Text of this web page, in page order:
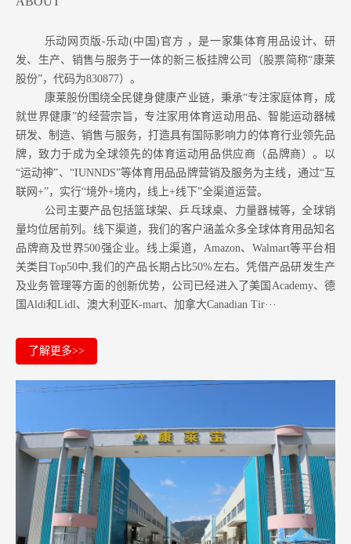
乐动网页版-乐动(中国)官方 ，是一家集体育用品设计、研
发、生产、销售与服务于一体的新三板挂牌公司（股票简称“康莱
股份”，代码为830877）。
康莱股份围绕全民健身健康产业链，秉承“专注家庭体育，成
就世界健康”的经营宗旨，专注家用体育运动用品、智能运动器械
研发、制造、销售与服务，打造具有国际影响力的体育行业领先品
牌，致力于成为全球领先的体育运动用品供应商（品牌商）。以
“运动神”、“IUNNDS”等体育用品品牌营销及服务为主线，通过“互
联网+”，实行“境外+境内，线上+线下”全渠道运营。
公司主要产品包括篮球架、乒乓球桌、力量器械等，全球销
量均位居前列。 线下渠道，我们的客户涵盖众多全球体育用品知名
品牌商及世界500强企业。 线上渠道，Amazon、Walmart等平台相
关类目Top50中,我们的产品长期占比50%左右。凭借产品研发生产
及业务管理等方面的创新优势，公司已经进入了美国Academy、德
国Aldi和Lidl、澳大利亚K-mart、加拿大Canadian Tir···
了解更多>>